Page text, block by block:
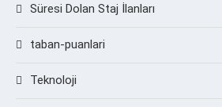
Süresi Dolan Staj İlanları
taban-puanlari
Teknoloji